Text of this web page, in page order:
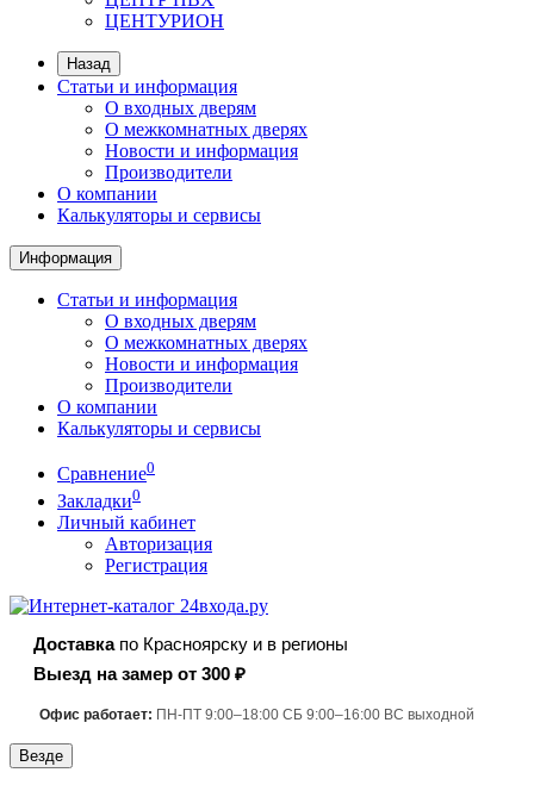
ЦЕНТУРИОН
Назад
Статьи и информация
О входных дверям
О межкомнатных дверях
Новости и информация
Производители
О компании
Калькуляторы и сервисы
Информация
Статьи и информация
О входных дверям
О межкомнатных дверях
Новости и информация
Производители
О компании
Калькуляторы и сервисы
Сравнение0
Закладки0
Личный кабинет
Авторизация
Регистрация
Доставкапо Красноярску и в регионы
Выезд на замер от 300 ₽
Офис работает: ПН-ПТ 9:00–18:00 СБ 9:00–16:00 ВС выходной
Везде